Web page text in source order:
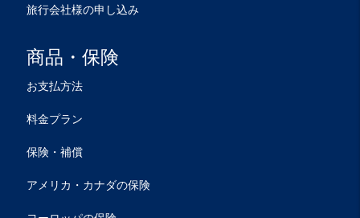
旅行会社様の申し込み
商品・保険
お支払方法
料金プラン
保険・補償
アメリカ・カナダの保険